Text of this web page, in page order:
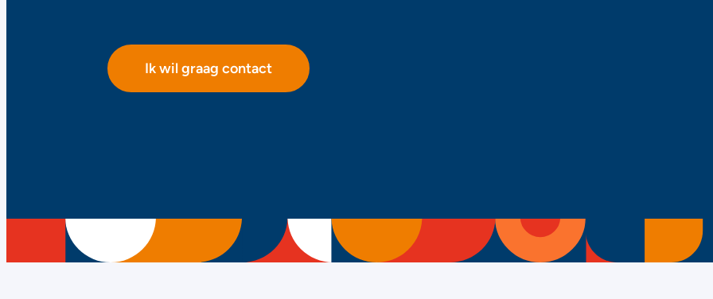
Ik wil graag contact